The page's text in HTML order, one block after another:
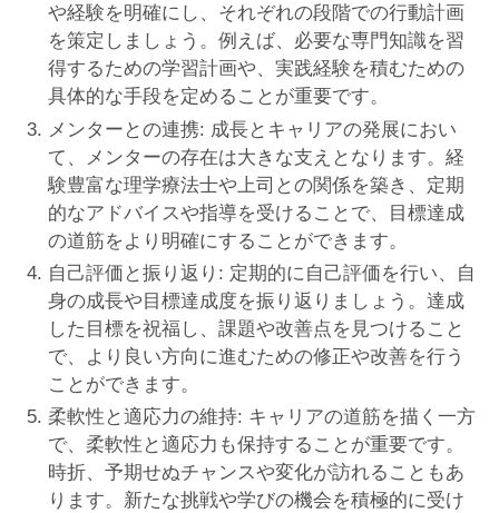
や経験を明確にし、それぞれの段階での行動計画
を策定しましょう。例えば、必要な専門知識を習
得するための学習計画や、実践経験を積むための
具体的な手段を定めることが重要です。
メンターとの連携: 成長とキャリアの発展におい
て、メンターの存在は大きな支えとなります。経
験豊富な理学療法士や上司との関係を築き、定期
的なアドバイスや指導を受けることで、目標達成
の道筋をより明確にすることができます。
自己評価と振り返り: 定期的に自己評価を行い、自
身の成長や目標達成度を振り返りましょう。達成
した目標を祝福し、課題や改善点を見つけること
で、より良い方向に進むための修正や改善を行う
ことができます。
柔軟性と適応力の維持: キャリアの道筋を描く一方
で、柔軟性と適応力も保持することが重要です。
時折、予期せぬチャンスや変化が訪れることもあ
ります。新たな挑戦や学びの機会を積極的に受け